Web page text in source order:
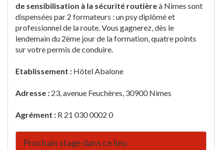
de sensibilisation à la sécurité routièreà Nimes sont
dispensées par 2 formateurs : un psy diplômé et
professionnel de la route. Vous gagnerez, dès le
lendemain du 2ème jour de la formation, quatre points
sur votre permis de conduire.
Etablissement : Hôtel Abalone
Adresse : 23, avenue Feuchères, 30900 Nimes
Agrément : R 21 030 0002 0
Prochain stage dans ce lieu